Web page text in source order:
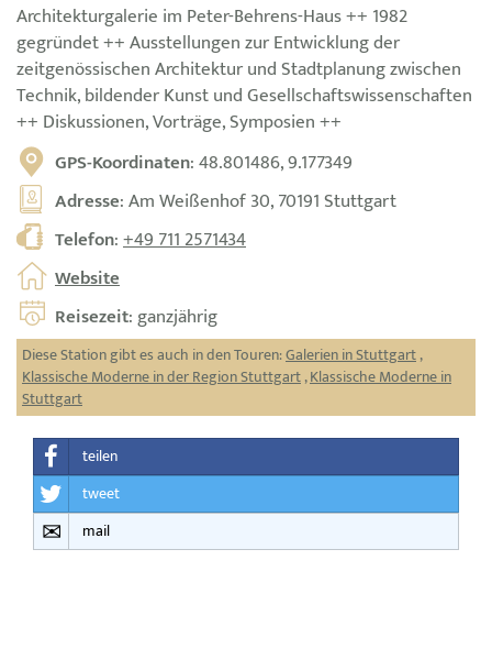
Architekturgalerie im Peter-Behrens-Haus ++ 1982
gegründet ++ Ausstellungen zur Entwicklung der
zeitgenössischen Architektur und Stadtplanung zwischen
Technik, bildender Kunst und Gesellschaftswissenschaften
++ Diskussionen, Vorträge, Symposien ++
GPS-Koordinaten: 48.801486, 9.177349
Adresse: Am Weißenhof 30, 70191 Stuttgart
Telefon:+49 711 2571434
Website
Reisezeit: ganzjährig
Diese Station gibt es auch in den Touren:Galerien in Stuttgart,
Klassische Moderne in der Region Stuttgart,Klassische Moderne in
Stuttgart
teilen
tweet
mail